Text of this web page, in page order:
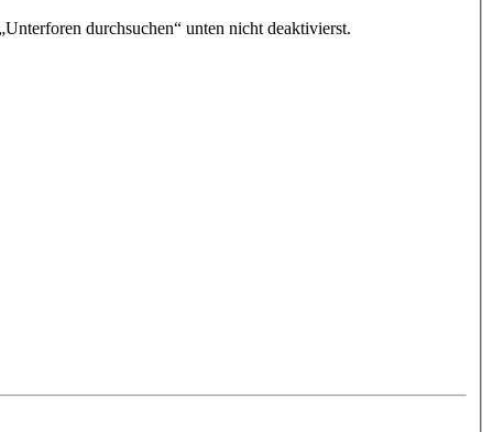
durchsuchen“ unten nicht deaktivierst.